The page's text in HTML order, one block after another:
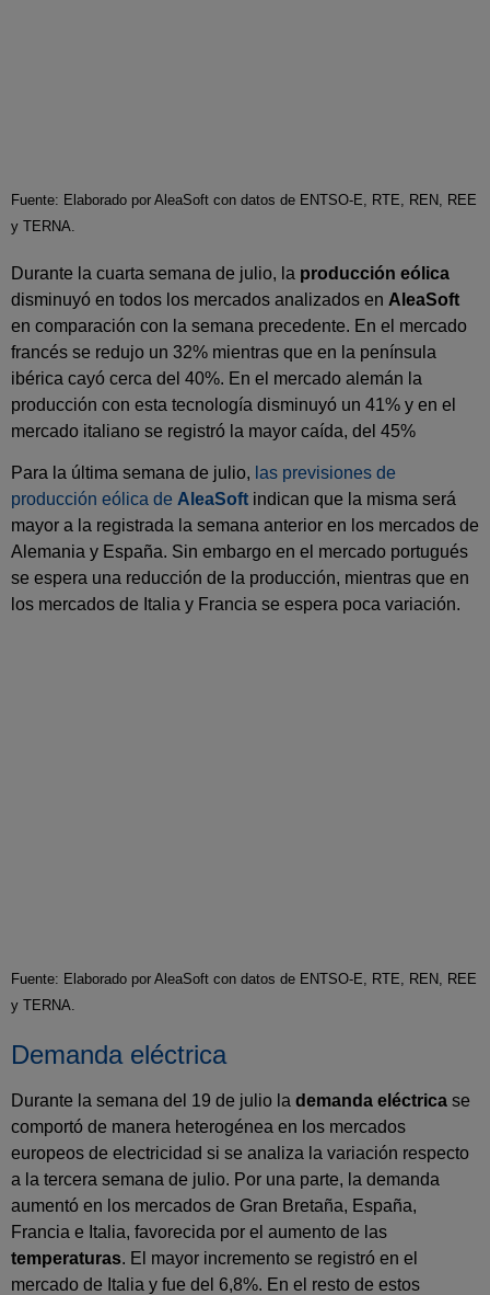
Fuente: Elaborado por AleaSoft con datos de ENTSO-E, RTE, REN, REE
y TERNA.
Durante la cuarta semana de julio, la producción eólica
disminuyó en todos los mercados analizados en AleaSoft
en comparación con la semana precedente. En el mercado
francés se redujo un 32% mientras que en la península
ibérica cayó cerca del 40%. En el mercado alemán la
producción con esta tecnología disminuyó un 41% y en el
mercado italiano se registró la mayor caída, del 45%
Para la última semana de julio, las previsiones de
producción eólica de AleaSoft indican que la misma será
mayor a la registrada la semana anterior en los mercados de
Alemania y España. Sin embargo en el mercado portugués
se espera una reducción de la producción, mientras que en
los mercados de Italia y Francia se espera poca variación.
Fuente: Elaborado por AleaSoft con datos de ENTSO-E, RTE, REN, REE
y TERNA.
Demanda eléctrica
Durante la semana del 19 de julio la demanda eléctrica se
comportó de manera heterogénea en los mercados
europeos de electricidad si se analiza la variación respecto
a la tercera semana de julio. Por una parte, la demanda
aumentó en los mercados de Gran Bretaña, España,
Francia e Italia, favorecida por el aumento de las
temperaturas. El mayor incremento se registró en el
mercado de Italia y fue del 6,8%. En el resto de estos